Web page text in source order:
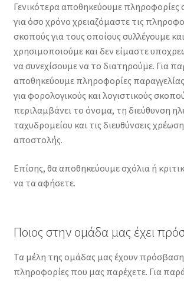
Γενικότερα αποθηκεύουμε πληροφορίες
για όσο χρόνο χρειαζόμαστε τις
σκοπούς για τους οποίους συλλέγουμε και
χρησιμοποιούμε και δεν είμαστε
να συνεχίσουμε να το διατηρούμε. Για
αποθηκεύουμε πληροφορίες παραγγελίας
για φορολογικούς και λογιστικούς
περιλαμβάνει το όνομα, τη διεύθυνση
ταχυδρομείου και τις διευθύνσεις
αποστολής.
Επίσης, θα αποθηκεύουμε σχόλια ή
να τα αφήσετε.
Ποιος στην ομάδα μας έχει
Τα μέλη της ομάδας μας έχουν πρόσβαση
πληροφορίες που μας παρέχετε. Για